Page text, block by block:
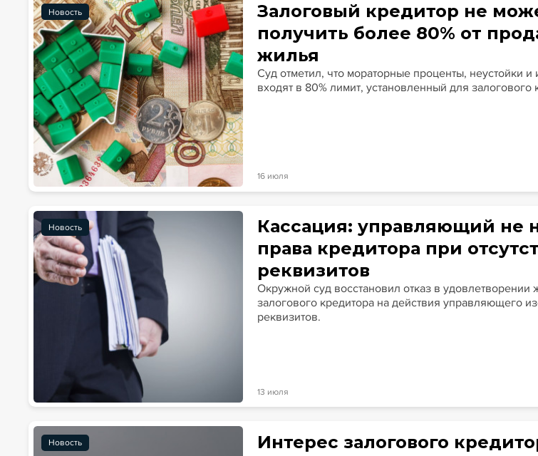
Новость
Залоговый кредитор не
получить более 80% от
жилья
Суд отметил, что мораторные проценты, неустойки и
входят в 80% лимит, установленный для залогового
16 июля
Новость
Кассация: управляющий не
права кредитора при
реквизитов
Окружной суд восстановил отказ в удовлетворении
залогового кредитора на действия управляющего
реквизитов.
13 июля
Новость
Интерес залогового